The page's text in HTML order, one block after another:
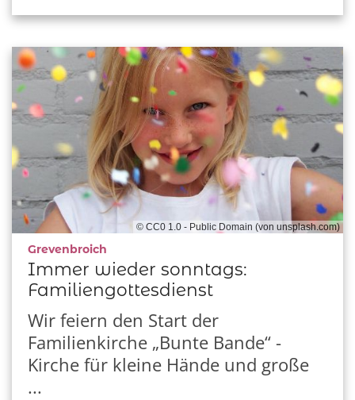
© CC0 1.0 - Public Domain (von unsplash.com)
Grevenbroich
Immer wieder sonntags:
Familiengottesdienst
Wir feiern den Start der
Familienkirche „Bunte Bande“ -
Kirche für kleine Hände und große
...